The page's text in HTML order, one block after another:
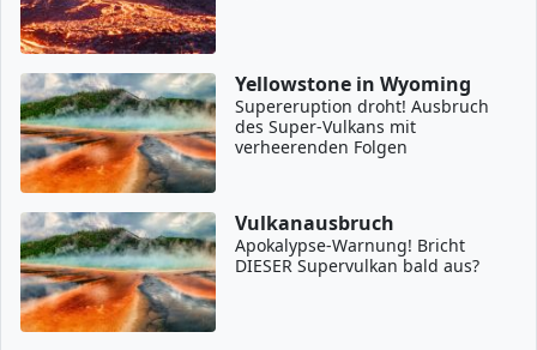
Yellowstone in Wyoming
Supereruption droht! Ausbruch
des Super-Vulkans mit
verheerenden Folgen
Vulkanausbruch
Apokalypse-Warnung! Bricht
DIESER Supervulkan bald aus?